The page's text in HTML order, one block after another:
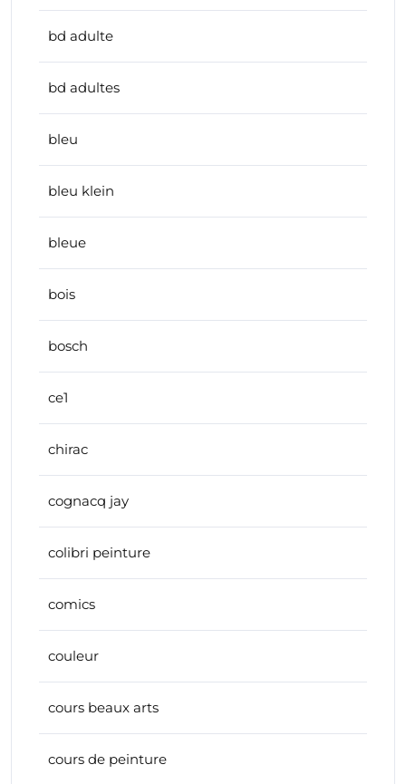
bd adulte
bd adultes
bleu
bleu klein
bleue
bois
bosch
ce1
chirac
cognacq jay
colibri peinture
comics
couleur
cours beaux arts
cours de peinture